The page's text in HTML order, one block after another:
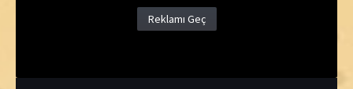
Reklamı Geç